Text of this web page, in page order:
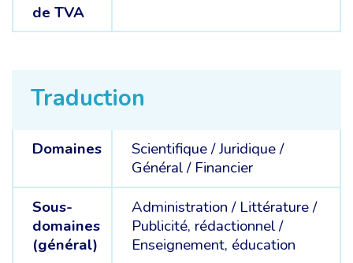
de TVA
Traduction
Domaines Scientifique /Juridique /
Général / Financier
Sous-
domaines
(général)
Administration / Littérature /
Publicité, rédactionnel /
Enseignement, éducation